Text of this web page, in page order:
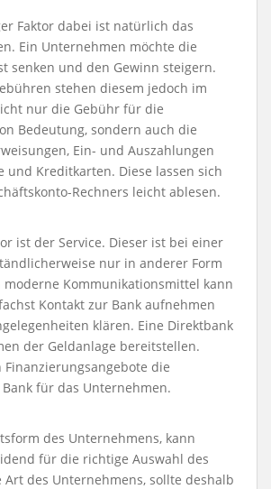
Faktor dabei ist natürlich das
Ein Unternehmen möchte die
senken und den Gewinn steigern.
stehen diesem jedoch im
nur die Gebühr für die
Bedeutung, sondern auch die
Ein- und Auszahlungen
und Kreditkarten. Diese lassen sich
Rechners leicht ablesen.
ist der Service. Dieser ist bei einer
nur in anderer Form
moderne Kommunikationsmittel kann
Kontakt zur Bank aufnehmen
klären. Eine Direktbank
der Geldanlage bereitstellen.
die
für das Unternehmen.
des Unternehmens, kann
für die richtige Auswahl des
Art des Unternehmens, sollte deshalb